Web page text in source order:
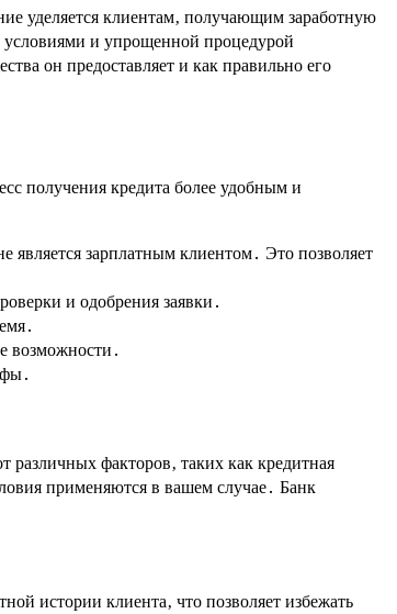
уделяется клиентам‚ получающим заработную
условиями и упрощенной процедурой
он предоставляет и как правильно его
получения кредита более удобным и
является зарплатным клиентом․ Это позволяет
и одобрения заявки․
возможности․
различных факторов‚ таких как кредитная
применяются в вашем случае․ Банк
истории клиента‚ что позволяет избежать